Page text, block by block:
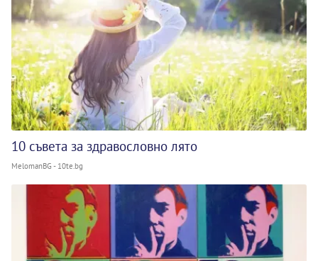
10 съвета за здравословно лято
MelomanBG - 10te.bg